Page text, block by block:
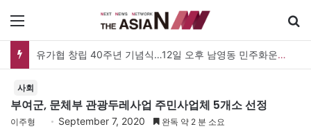
유가협 창립 40주년 기념식…12일 오후 남영동 민주화운동기념관
사회
부여군, 문체부 관광두레사업 주민사업체 5개소 선정
이주형 September 7, 2020 완독 약 2 분 소요